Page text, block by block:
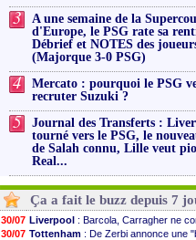
3
A une semaine de la
d'Europe, le PSG rate sa
Débrief et NOTES des
(Majorque 3-0 PSG)
4
Mercato : pourquoi le PSG
recruter Suzuki ?
5
Journal des Transferts :
tourné vers le PSG, le
de Salah connu, Lille veut
Real...
Ça a fait le buzz depuis 7
30/07 Liverpool : Barcola, Carragher ne
30/07 Tottenham : De Zerbi annonce une